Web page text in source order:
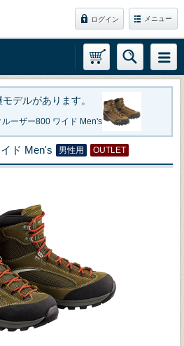
ログイン メニュー
デルがあります。
ルーザー800 ワイド Men's
ド Men's 男性用 OUTLET